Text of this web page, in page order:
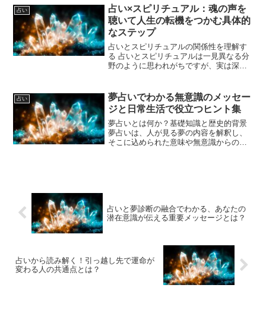
ナ22枚と小アルカナ56枚に分かれてお
り、それぞれが独自の...
占い
占い×スピリチュアル：魂の声を
聴いて人生の転機をつかむ具体的
なステップ
占いとスピリチュアルの関係性を理解す
る 占いとスピリチュアルは一見異なる分
野のように思われがちですが、実は深く
利用される一方、スピリチュアルは目に
見えない魂やエネルギー...
占い
夢占いでわかる無意識のメッセー
ジと日常生活で役立つヒント集
夢占いとは何か？基礎知識と歴史的背景
夢占いは、人が見る夢の内容を解釈し、
そこに込められた意味や無意識からのメ
占いと夢診断の融合でわかる、あなたの
潜在意識が伝える重要メッセージとは？
占いから読み解く！引っ越し先で運命が
変わる人の共通点とは？